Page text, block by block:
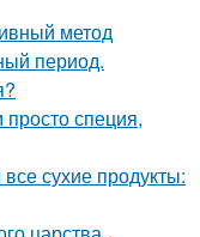
метод
период.
специя,
сухие продукты: